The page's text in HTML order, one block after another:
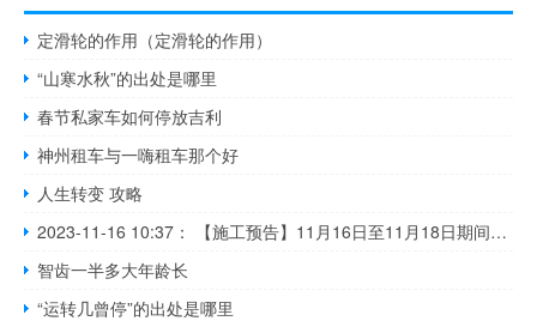
定滑轮的作用（定滑轮的作用）
“山寒水秋”的出处是哪里
春节私家车如何停放吉利
神州租车与一嗨租车那个好
人生转变 攻略
2023-11-16 10:37： 【施工预告】11月16日至11月18日期间，每天20:00至次日6:00，S1甬台温高速宁波方向五乡枢纽至宁波东枢纽实行封闭道路施工。施工期间，甬台温高速宁波方向五乡枢纽主线分流，G1504宁波绕城高速五乡枢纽双向转宁波方向匝道关闭，北仑方向车辆正常通行。​​​
智齿一半多大年龄长
“运转几曾停”的出处是哪里